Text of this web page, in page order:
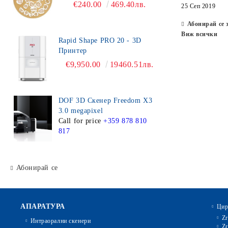
€240.00 469.40лв.
Rapid Shape PRO 20 - 3D
Принтер
€9,950.00 19460.51лв.
DOF 3D Скенер Freedom X3
3.0 megapixel
Call for price +359 878 810
817
Абонирай се
25 Сеп 2019
Абонирай се
Виж всички
АПАРАТУРА
Интраорални скенери